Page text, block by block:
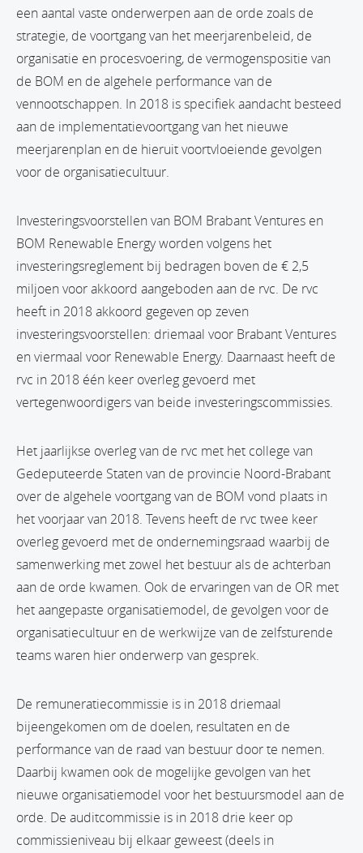
een aantal vaste onderwerpen aan de orde zoals de
strategie, de voortgang van het meerjarenbeleid, de
organisatie en procesvoering, de vermogenspositie van
de BOM en de algehele performance van de
vennootschappen. In 2018 is specifiek aandacht besteed
aan de implementatievoortgang van het nieuwe
meerjarenplan en de hieruit voortvloeiende gevolgen
voor de organisatiecultuur.
Investeringsvoorstellen van BOM Brabant Ventures en
BOM Renewable Energy worden volgens het
investeringsreglement bij bedragen boven de € 2,5
miljoen voor akkoord aangeboden aan de rvc. De rvc
heeft in 2018 akkoord gegeven op zeven
investeringsvoorstellen: driemaal voor Brabant Ventures
en viermaal voor Renewable Energy. Daarnaast heeft de
rvc in 2018 één keer overleg gevoerd met
vertegenwoordigers van beide investeringscommissies.
Het jaarlijkse overleg van de rvc met het college van
Gedeputeerde Staten van de provincie Noord-Brabant
over de algehele voortgang van de BOM vond plaats in
het voorjaar van 2018. Tevens heeft de rvc twee keer
overleg gevoerd met de ondernemingsraad waarbij de
samenwerking met zowel het bestuur als de achterban
aan de orde kwamen. Ook de ervaringen van de OR met
het aangepaste organisatiemodel, de gevolgen voor de
organisatiecultuur en de werkwijze van de zelfsturende
teams waren hier onderwerp van gesprek.
De remuneratiecommissie is in 2018 driemaal
bijeengekomen om de doelen, resultaten en de
performance van de raad van bestuur door te nemen.
Daarbij kwamen ook de mogelijke gevolgen van het
nieuwe organisatiemodel voor het bestuursmodel aan de
orde. De auditcommissie is in 2018 drie keer op
commissieniveau bij elkaar geweest (deels in